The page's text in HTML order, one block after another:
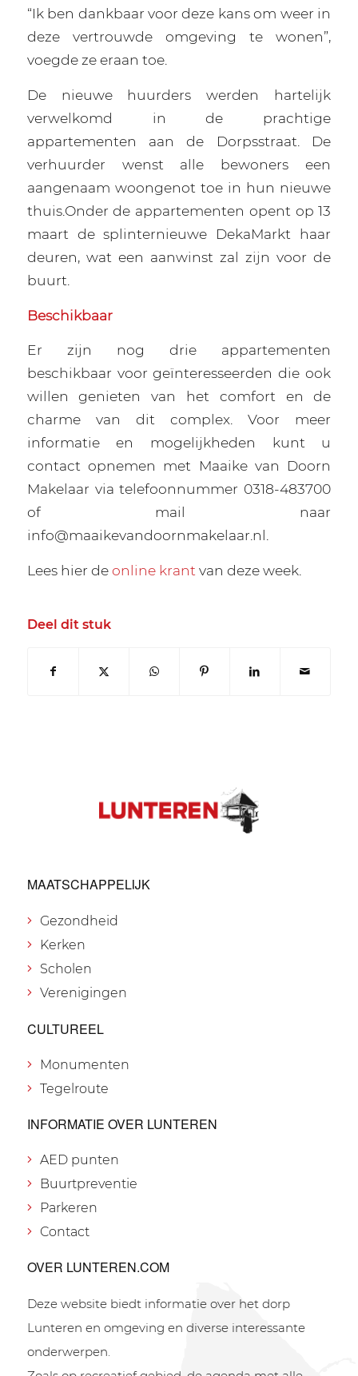
“Ik ben dankbaar voor deze kans om weer in
deze vertrouwde omgeving te wonen”,
voegde ze eraan toe.
De nieuwe huurders werden hartelijk
verwelkomd in de prachtige
appartementen aan de Dorpsstraat. De
verhuurder wenst alle bewoners een
aangenaam woongenot toe in hun nieuwe
thuis.Onder de appartementen opent op 13
maart de splinternieuwe DekaMarkt haar
deuren, wat een aanwinst zal zijn voor de
buurt.
Beschikbaar
Er zijn nog drie appartementen
beschikbaar voor geïnteresseerden die ook
willen genieten van het comfort en de
charme van dit complex. Voor meer
informatie en mogelijkheden kunt u
contact opnemen met Maaike van Doorn
Makelaar via telefoonnummer 0318-483700
of mail naar
info@maaikevandoornmakelaar.nl.
Lees hier deonline krant van deze week.
Deel dit stuk
MAATSCHAPPELIJK
Gezondheid
Kerken
Scholen
Verenigingen
CULTUREEL
Monumenten
Tegelroute
INFORMATIE OVER LUNTEREN
AED punten
Buurtpreventie
Parkeren
Contact
OVER LUNTEREN.COM
Deze website biedt informatie over het dorp
Lunteren en omgeving en diverse interessante
onderwerpen.